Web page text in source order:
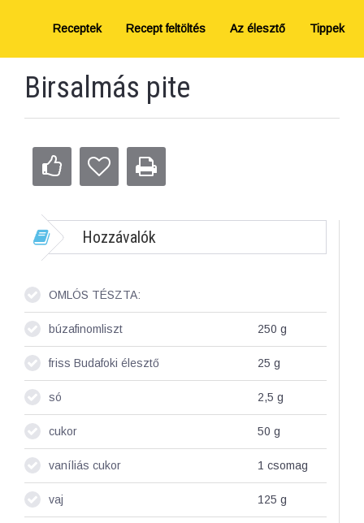
Receptek Recept feltöltés Az élesztő Tippek
Birsalmás pite
Hozzávalók
OMLÓS TÉSZTA:
búzafinomliszt 250 g
friss Budafoki élesztő 25 g
só 2,5 g
cukor 50 g
vaníliás cukor 1 csomag
vaj 125 g